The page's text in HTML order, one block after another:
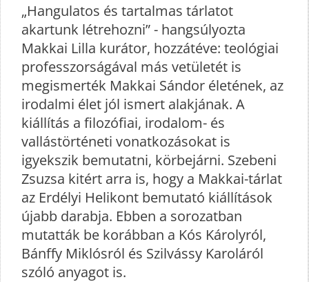
„Hangulatos és tartalmas tárlatot
akartunk létrehozni” - hangsúlyozta
Makkai Lilla kurátor, hozzátéve: teológiai
professzorságával más vetületét is
megismerték Makkai Sándor életének, az
irodalmi élet jól ismert alakjának. A
kiállítás a filozófiai, irodalom- és
vallástörténeti vonatkozásokat is
igyekszik bemutatni, körbejárni. Szebeni
Zsuzsa kitért arra is, hogy a Makkai-tárlat
az Erdélyi Helikont bemutató kiállítások
újabb darabja. Ebben a sorozatban
mutatták be korábban a Kós Károlyról,
Bánffy Miklósról és Szilvássy Karoláról
szóló anyagot is.